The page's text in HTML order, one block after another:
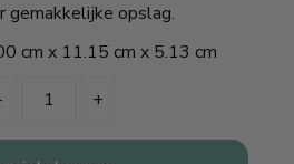
gemakkelijke opslag.
cm x 11.15 cm x 5.13 cm
+